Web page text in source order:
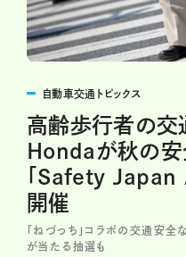
自動車交通トピックス
高齢歩行者の交
Hondaが秋の安
「Safety
開催
「ねづっち」コラボの交通安
が当たる抽選も